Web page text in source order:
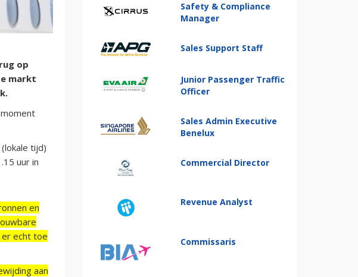
op
markt
tijd)
uur in
en
er echt toe
aan
Safety & Compliance
Manager
Sales Support Staff
Junior Passenger Traffic
Officer
Sales Admin Executive
Benelux
Commercial Director
Revenue Analyst
Commissaris